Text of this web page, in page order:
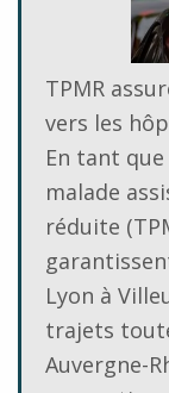
TPMR
vers les
En tant
malade
réduite
Lyon à
trajets
Auvergne-